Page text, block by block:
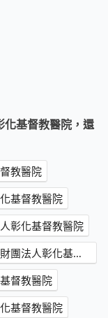
化基督教醫院，還
教醫院
基督教醫院
彰化基督教醫院
中國醫藥大學附設醫院→彰化基督教醫療財團法人彰化基督教醫院
督教醫院
基督教醫院